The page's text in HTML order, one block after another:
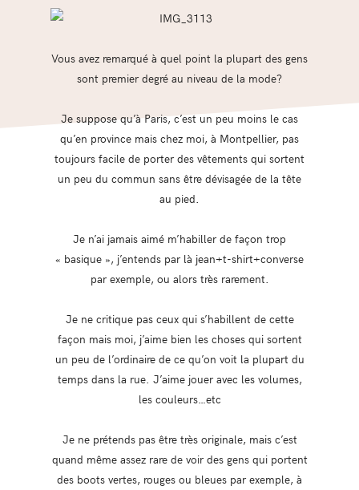
Vous avez remarqué à quel point la plupart des gens
sont premier degré au niveau de la mode?
Je suppose qu’à Paris, c’est un peu moins le cas
qu’en province mais chez moi, à Montpellier, pas
toujours facile de porter des vêtements qui sortent
un peu du commun sans être dévisagée de la tête
au pied.
Je n’ai jamais aimé m’habiller de façon trop
« basique », j’entends par là jean+t-shirt+converse
par exemple, ou alors très rarement.
Je ne critique pas ceux qui s’habillent de cette
façon mais moi, j’aime bien les choses qui sortent
un peu de l’ordinaire de ce qu’on voit la plupart du
temps dans la rue. J’aime jouer avec les volumes,
les couleurs…etc
Je ne prétends pas être très originale, mais c’est
quand même assez rare de voir des gens qui portent
des boots vertes, rouges ou bleues par exemple, à